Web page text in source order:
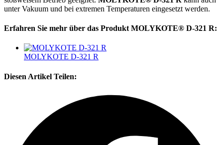
unter Vakuum und bei extremen Temperaturen eingesetzt werden.
Erfahren Sie mehr über das Produkt MOLYKOTE® D-321 R:
MOLYKOTE D-321 R
Diesen Artikel Teilen: